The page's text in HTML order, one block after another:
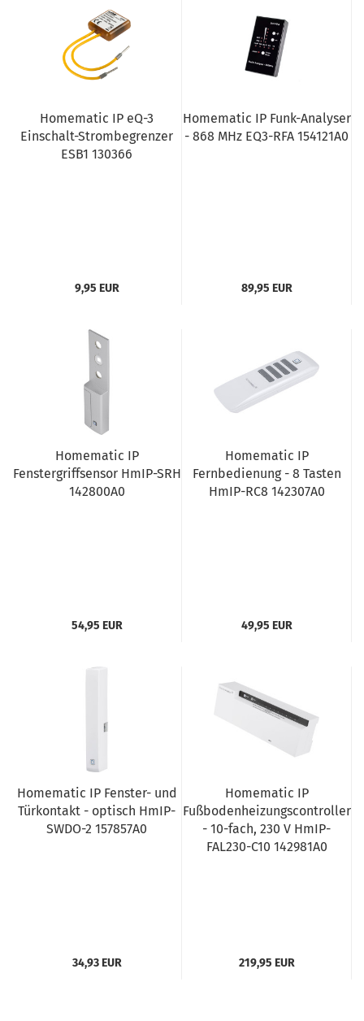
Homematic IP eQ-3
Einschalt-Strombegrenzer
ESB1 130366
9,95 EUR
Homematic IP Funk-Analyser
- 868 MHz EQ3-RFA 154121A0
89,95 EUR
Homematic IP
Fenstergriffsensor HmIP-SRH
142800A0
54,95 EUR
Homematic IP
Fernbedienung - 8 Tasten
HmIP-RC8 142307A0
49,95 EUR
Homematic IP Fenster- und
Türkontakt - optisch HmIP-
SWDO-2 157857A0
34,93 EUR
Homematic IP
Fußbodenheizungscontroller
- 10-fach, 230 V HmIP-
FAL230-C10 142981A0
219,95 EUR